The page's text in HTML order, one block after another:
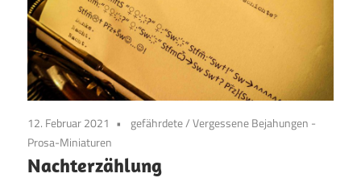
12. Februar 2021 gefährdete/Vergessene Bejahungen -
Prosa-Miniaturen
Nachterzählung